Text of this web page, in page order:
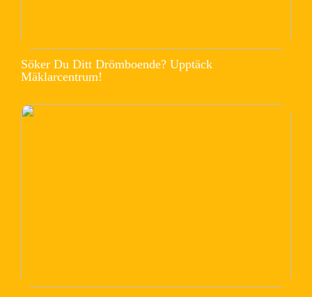
Söker Du Ditt Drömboende? Upptäck
Mäklarcentrum!